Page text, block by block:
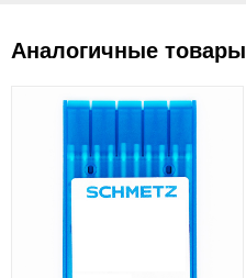
Аналогичные товары